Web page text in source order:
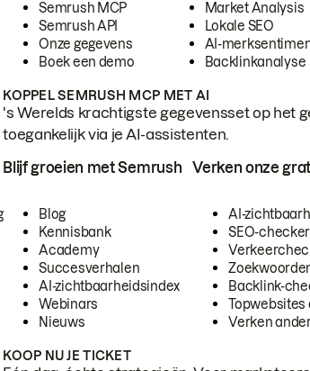
Semrush MCP
Semrush API
Onze gegevens
Boek een demo
Market Analysis
Lokale SEO
AI-
Backlinkanalyse
KOPPEL SEMRUSH MCP MET AI
's Werelds krachtigste gegevensset op het
toegankelijk via je AI-assistenten.
Blijf groeien met Semrush
Blog
Kennisbank
Academy
Succesverhalen
AI-zichtbaarheidsindex
Webinars
Nieuws
Verken onze
AI-
SEO-checker
Backlink-
Topwebsites
Verken
KOOP NU JE TICKET